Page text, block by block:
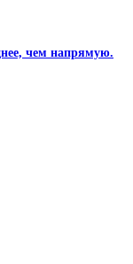
чем напрямую.